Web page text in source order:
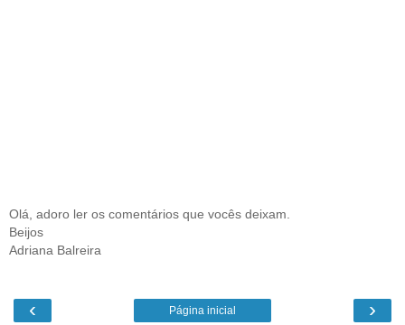
Olá, adoro ler os comentários que vocês deixam.
Beijos
Adriana Balreira
‹ ›
Página inicial